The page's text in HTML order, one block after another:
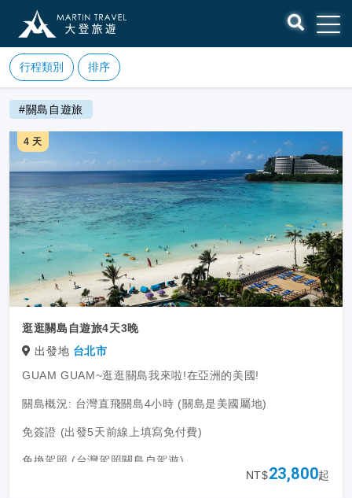
行程類別 排序
#關島自遊旅
4 天
逛逛關島自遊旅4天3晚
出發地 台北市
GUAM GUAM~逛逛關島我來啦!在亞洲的美國!
關島概況: 台灣直飛關島4小時 (關島是美國屬地)
免簽證 (出發5天前線上填寫免付費)
免換駕照 (台灣駕照關島自駕遊)
NT$23,800起